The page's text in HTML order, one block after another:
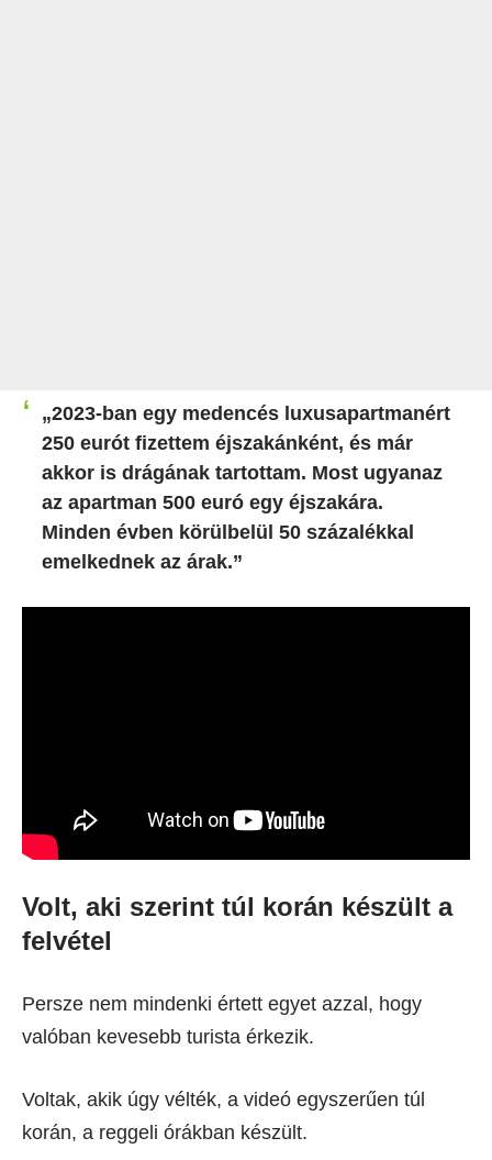
„2023-ban egy medencés luxusapartmanért
250 eurót fizettem éjszakánként, és már
akkor is drágának tartottam. Most ugyanaz
az apartman 500 euró egy éjszakára.
Minden évben körülbelül 50 százalékkal
emelkednek az árak.”
Volt, aki szerint túl korán készült a
felvétel
Persze nem mindenki értett egyet azzal, hogy
valóban kevesebb turista érkezik.
Voltak, akik úgy vélték, a videó egyszerűen túl
korán, a reggeli órákban készült.